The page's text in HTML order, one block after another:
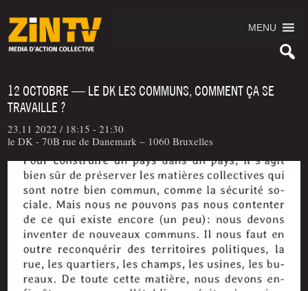
MENU
12 OCTOBRE — LE DK LES COMMUNS, COMMENT ÇA SE
TRAVAILLE ?
23.11 2022 / 18:15 - 21:30
le DK - 70B rue de Danemark – 1060 Bruxelles